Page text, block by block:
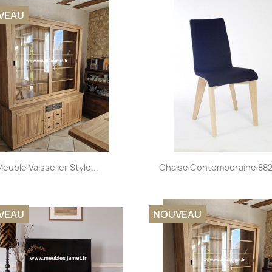
Aperçu rapide
Vaisselier Style... Aperçu rapide
Chaise Contemporaine
NOUVEAU